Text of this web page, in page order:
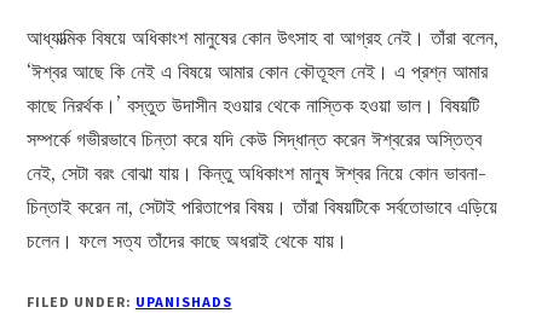
আধ্যাত্মিক বিষয়ে অধিকাংশ মানুষের কোন উৎসাহ বা আগ্রহ নেই। তাঁরা বলেন,
‘ঈশ্বর আছে কি নেই এ বিষয়ে আমার কোন কৌতূহল নেই। এ প্রশ্ন আমার
কাছে নিরর্থক।’ বস্তুত উদাসীন হওয়ার থেকে নাস্তিক হওয়া ভাল। বিষয়টি
সম্পর্কে গভীরভাবে চিন্তা করে যদি কেউ সিদ্ধান্ত করেন ঈশ্বরের অস্তিত্ব
নেই, সেটা বরং বোঝা যায়। কিন্তু অধিকাংশ মানুষ ঈশ্বর নিয়ে কোন ভাবনা-
চিন্তাই করেন না, সেটাই পরিতাপের বিষয়। তাঁরা বিষয়টিকে সর্বতোভাবে এড়িয়ে
চলেন। ফলে সত্য তাঁদের কাছে অধরাই থেকে যায়।
FILED UNDER: UPANISHADS